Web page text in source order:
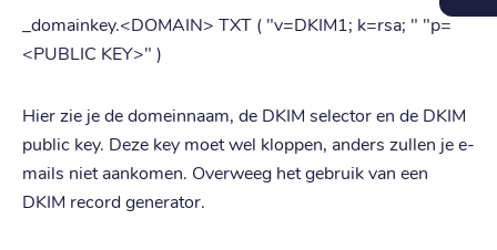
_domainkey.<DOMAIN> TXT ( "v=DKIM1; k=rsa; " "p=
<PUBLIC KEY>" )
Hier zie je de domeinnaam, de DKIM selector en de DKIM
public key. Deze key moet wel kloppen, anders zullen je e-
mails niet aankomen. Overweeg het gebruik van een
DKIM record generator.